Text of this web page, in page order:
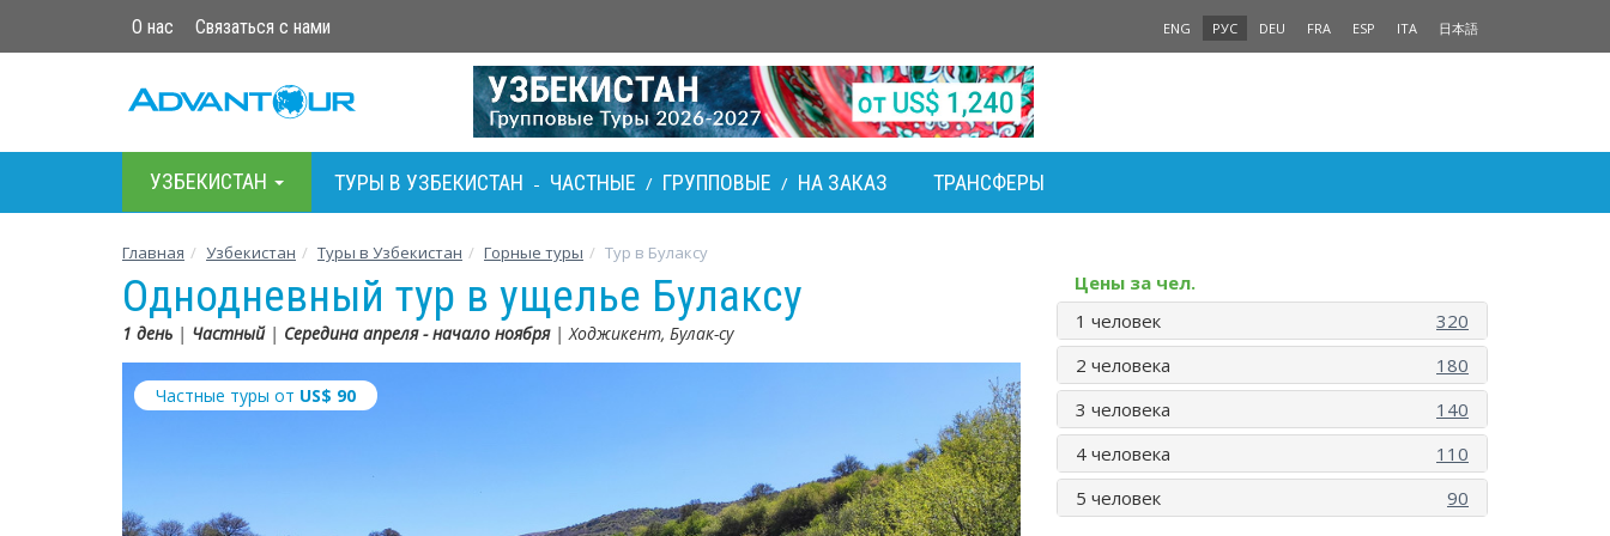
О нас Связаться с нами ENG РУС DEU FRA ESP ITA 日本語
УЗБЕКИСТАН ТУРЫ В УЗБЕКИСТАН - ЧАСТНЫЕ / ГРУППОВЫЕ / НА ЗАКАЗ ТРАНСФЕРЫ
Главная Узбекистан Туры в Узбекистан Горные туры Тур в Булаксу
Однодневный тур в ущелье Булаксу
1 день | Частный| Середина апреля - начало ноября| Ходжикент, Булак-су
Частные туры от US$ 90
Цены за чел.
1 человек
320
2 человека
180
3 человека
140
4 человека
110
5 человек
90